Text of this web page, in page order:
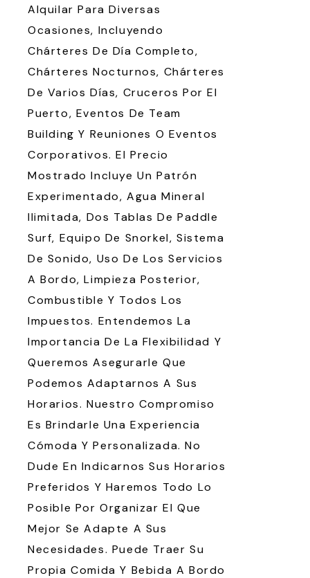
Alquilar Para Diversas
Ocasiones, Incluyendo
Chárteres De Día Completo,
Chárteres Nocturnos, Chárteres
De Varios Días, Cruceros Por El
Puerto, Eventos De Team
Building Y Reuniones O Eventos
Corporativos. El Precio
Mostrado Incluye Un Patrón
Experimentado, Agua Mineral
Ilimitada, Dos Tablas De Paddle
Surf, Equipo De Snorkel, Sistema
De Sonido, Uso De Los Servicios
A Bordo, Limpieza Posterior,
Combustible Y Todos Los
Impuestos. Entendemos La
Importancia De La Flexibilidad Y
Queremos Asegurarle Que
Podemos Adaptarnos A Sus
Horarios. Nuestro Compromiso
Es Brindarle Una Experiencia
Cómoda Y Personalizada. No
Dude En Indicarnos Sus Horarios
Preferidos Y Haremos Todo Lo
Posible Por Organizar El Que
Mejor Se Adapte A Sus
Necesidades. Puede Traer Su
Propia Comida Y Bebida A Bordo